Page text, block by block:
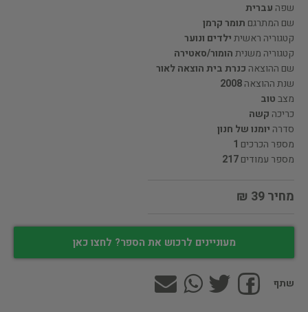
שפה עברית
שם המתרגם תומר קרמן
קטגוריה ראשיתילדים ונוער
קטגוריה משניתהומור/סאטירה
שם ההוצאה כנרת בית הוצאה לאור
שנת ההוצאה2008
מצבטוב
כריכה קשה
סדרה יומנו של חנון
מספר הכרכים 1
מספר עמודים217
מחיר 39 ₪
מעוניינים לרכוש את הספר? לחצו כאן
שתף